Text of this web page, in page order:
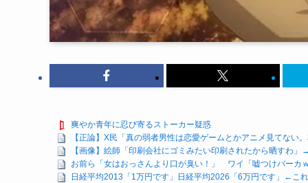
爽やか青年に忍び寄るストーカー疑惑
【正論】X民「真の弱者男性は恋愛ゲームとかアニメ見てな
【画像】絵師「印刷会社にゴミみたい印刷されたから晒すわ
お前ら「女はおっさんより口が臭い！」 ワイ「嘘つけバーカ
日経平均2013「1万円です」日経平均2026「6万円です」←こ